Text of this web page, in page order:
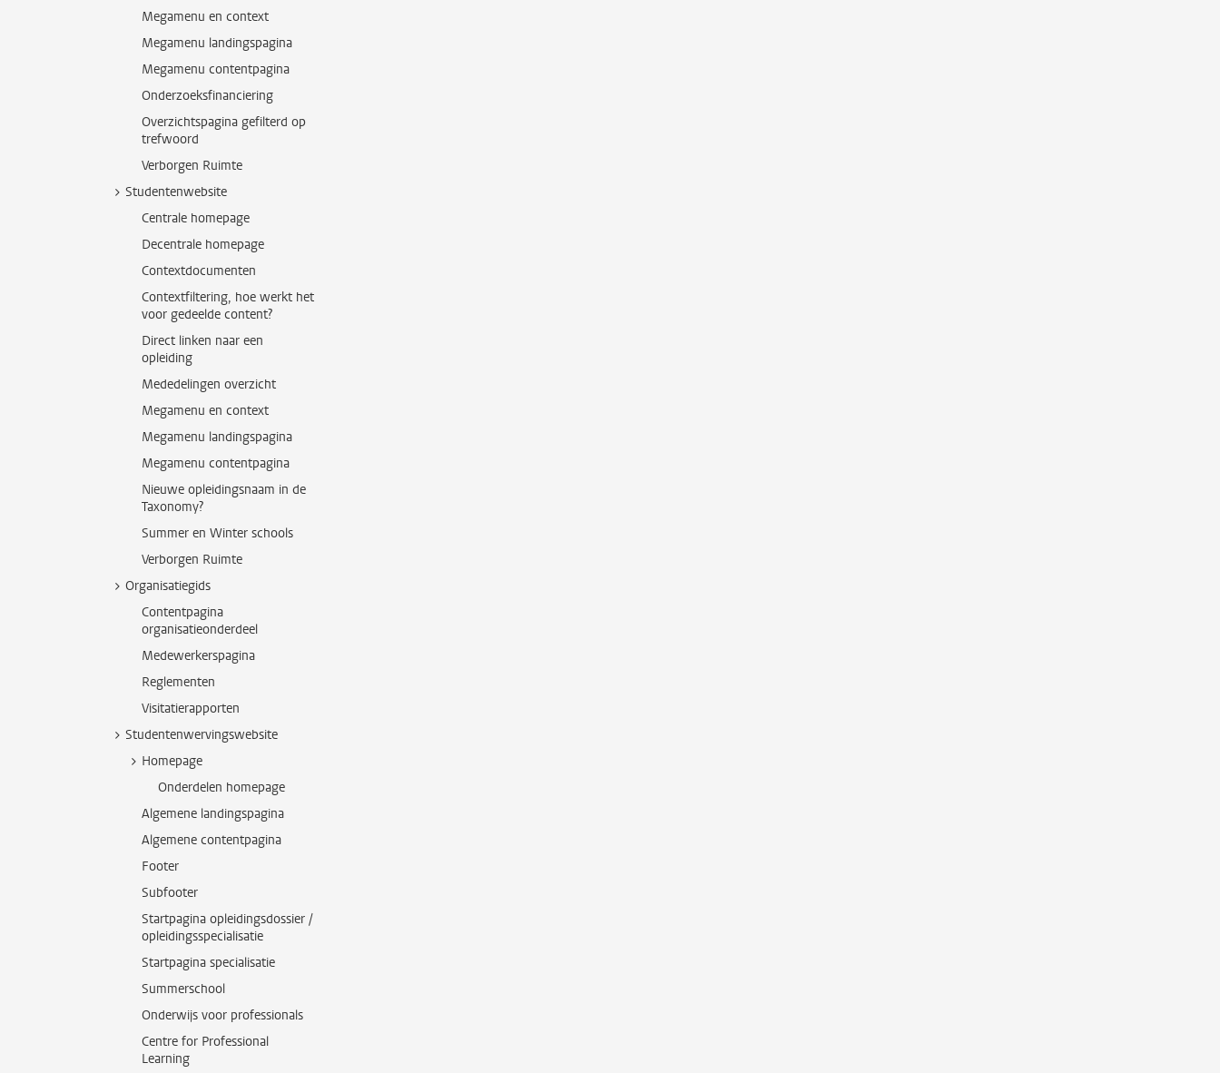
Megamenu en context
Megamenu landingspagina
Megamenu contentpagina
Onderzoeksfinanciering
Overzichtspagina gefilterd op
trefwoord
Verborgen Ruimte
Studentenwebsite
Centrale homepage
Decentrale homepage
Contextdocumenten
Contextfiltering, hoe werkt het
voor gedeelde content?
Direct linken naar een
opleiding
Mededelingen overzicht
Megamenu en context
Megamenu landingspagina
Megamenu contentpagina
Nieuwe opleidingsnaam in de
Taxonomy?
Summer en Winter schools
Verborgen Ruimte
Organisatiegids
Contentpagina
organisatieonderdeel
Medewerkerspagina
Reglementen
Visitatierapporten
Studentenwervingswebsite
Homepage
Onderdelen homepage
Algemene landingspagina
Algemene contentpagina
Footer
Subfooter
Startpagina opleidingsdossier /
opleidingsspecialisatie
Startpagina specialisatie
Summerschool
Onderwijs voor professionals
Centre for Professional
Learning